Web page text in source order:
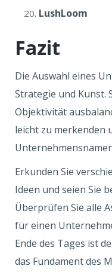
LushLoom
Fazit
Die Auswahl eines
Strategie und Kunst.
Objektivität
leicht zu merkenden
Erkunden Sie
Ideen und seien Sie
Überprüfen Sie alle
für einen
Ende des Tages ist
das Fundament des